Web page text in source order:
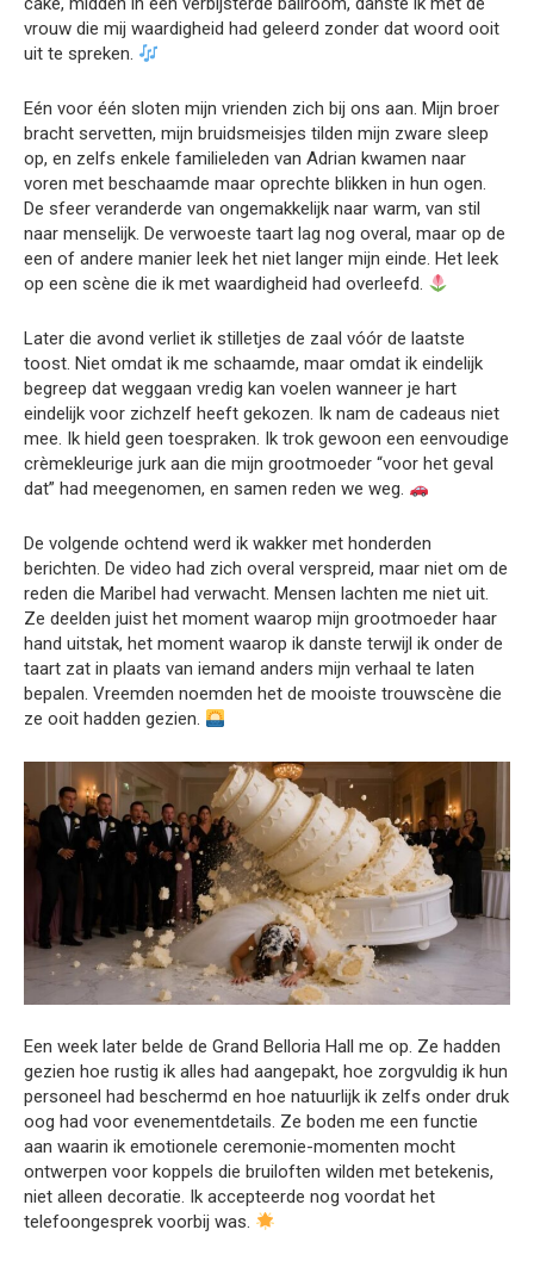
vrouw die mij waardigheid had geleerd zonder dat woord ooit
uit te spreken.
Eén voor één sloten mijn vrienden zich bij ons aan. Mijn broer
bracht servetten, mijn bruidsmeisjes tilden mijn zware sleep
op, en zelfs enkele familieleden van Adrian kwamen naar
voren met beschaamde maar oprechte blikken in hun ogen.
De sfeer veranderde van ongemakkelijk naar warm, van stil
naar menselijk. De verwoeste taart lag nog overal, maar op de
een of andere manier leek het niet langer mijn einde. Het leek
op een scène die ik met waardigheid had overleefd.
Later die avond verliet ik stilletjes de zaal vóór de laatste
toost. Niet omdat ik me schaamde, maar omdat ik eindelijk
begreep dat weggaan vredig kan voelen wanneer je hart
eindelijk voor zichzelf heeft gekozen. Ik nam de cadeaus niet
mee. Ik hield geen toespraken. Ik trok gewoon een eenvoudige
crèmekleurige jurk aan die mijn grootmoeder “voor het geval
dat” had meegenomen, en samen reden we weg.
De volgende ochtend werd ik wakker met honderden
berichten. De video had zich overal verspreid, maar niet om de
reden die Maribel had verwacht. Mensen lachten me niet uit.
Ze deelden juist het moment waarop mijn grootmoeder haar
hand uitstak, het moment waarop ik danste terwijl ik onder de
taart zat in plaats van iemand anders mijn verhaal te laten
bepalen. Vreemden noemden het de mooiste trouwscène die
ze ooit hadden gezien.
Een week later belde de Grand Belloria Hall me op. Ze hadden
gezien hoe rustig ik alles had aangepakt, hoe zorgvuldig ik hun
personeel had beschermd en hoe natuurlijk ik zelfs onder druk
oog had voor evenementdetails. Ze boden me een functie
aan waarin ik emotionele ceremonie-momenten mocht
ontwerpen voor koppels die bruiloften wilden met betekenis,
niet alleen decoratie. Ik accepteerde nog voordat het
telefoongesprek voorbij was.